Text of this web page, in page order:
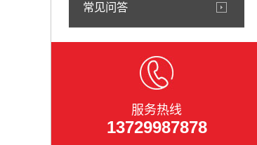
常见问答
服务热线
13729987878